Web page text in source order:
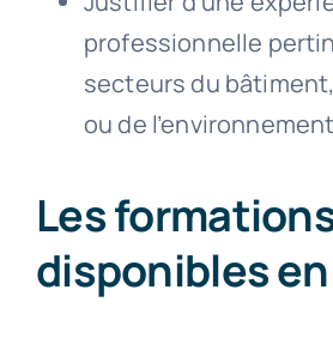
professionnelle
secteurs du
ou de
Les
disponibles